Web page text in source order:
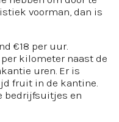
voorman, dan is
€18 per uur.
kilometer naast de
uren. Er is
fruit in de kantine.
bedrijfsuitjes en